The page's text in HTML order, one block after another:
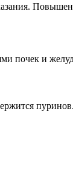
почек и